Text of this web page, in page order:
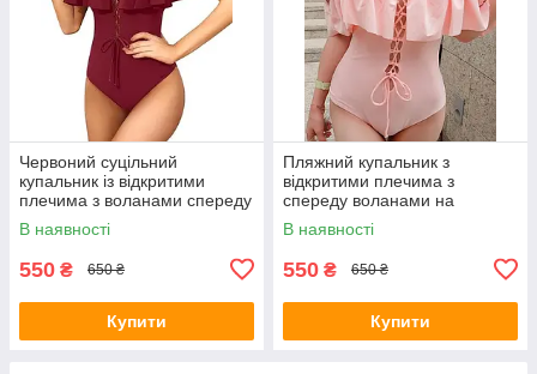
Червоний суцільний
купальник із відкритими
плечима з воланами спереду
на шнурівці
В наявності
550 ₴ 650 ₴
Купити
Пляжний купальник з
відкритими плечима з
спереду воланами на
шнурівці
В наявності
550 ₴ 650 ₴
Купити